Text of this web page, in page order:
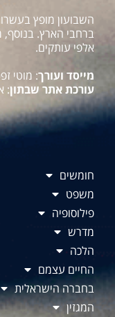
ברחבי הארץ.
אלפי עותקים.
מייסד ועורך: מוטי
עורכת אתר שבתון:
חומשים
משפט
פילוסופיה
מדרש
הלכה
החיים עצמם
בחברה הישראלית
המגזין